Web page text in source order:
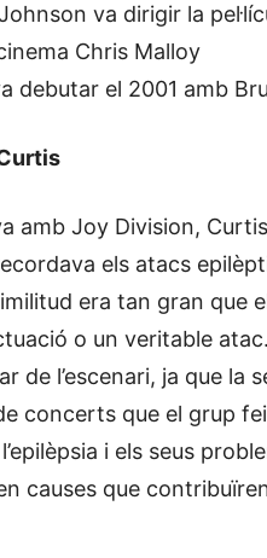
va dirigir la
Chris Malloy
debutar el 2001 amb
amb Joy Division,
els atacs
era tan gran que
o un veritable
de l’escenari, ja que
concerts que el grup
i els seus
causes que